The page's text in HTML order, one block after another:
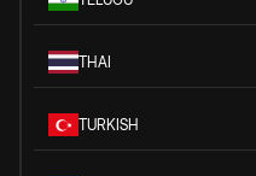
THAI
TURKISH